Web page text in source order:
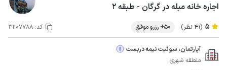
اجاره خانه مبله در گرگان - طبقه ۲
5 (41 نظر) 50+ رزرو موفق کد: 3207788
آپارتمان، سوئیت نیمه دربست
منطقه شهری